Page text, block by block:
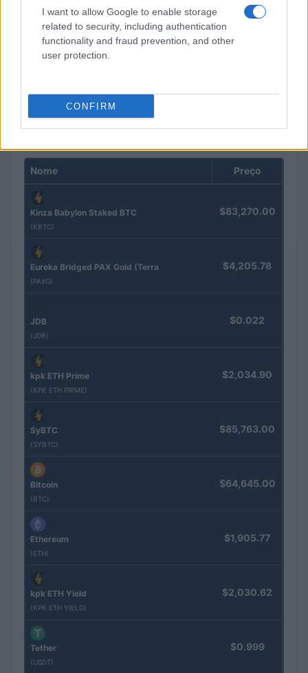
I want to allow Google to enable storage
related to security, including authentication
functionality and fraud prevention, and other
user protection.
CONFIRM
Como a IA está redefinindo o marketing empresarial brasileiro
Nome Preço
Kinza Babylon Staked BTC
(KBTC)
$83,270.00
Eureka Bridged PAX Gold (Terra
(PAXG)
$4,205.78
JDB
(JDB)
$0.022
kpk ETH Prime
(KPK ETH PRIME)
$2,034.90
SyBTC
(SYBTC)
$85,763.00
Bitcoin
(BTC)
$64,645.00
Ethereum
(ETH)
$1,905.77
kpk ETH Yield
(KPK ETH YIELD)
$2,030.62
Tether
(USDT)
$0.999